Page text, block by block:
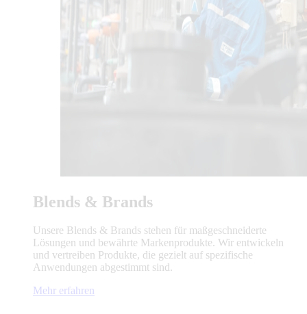
Blends & Brands
Unsere Blends & Brands stehen für maßgeschneiderte
Lösungen und bewährte Markenprodukte. Wir entwickeln
und vertreiben Produkte, die gezielt auf spezifische
Anwendungen abgestimmt sind.
Mehr erfahren